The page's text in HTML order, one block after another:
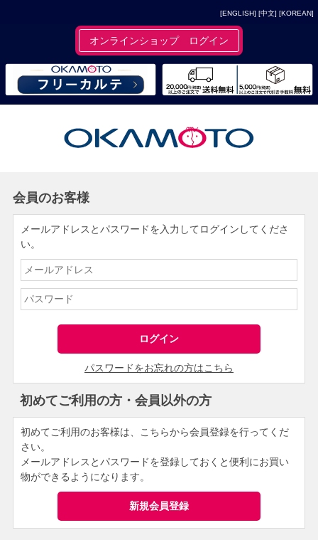
[ENGLISH] [中文] [KOREAN]
オンラインショップ ログイン
会員のお客様
メールアドレスとパスワードを入力してログインしてくださ
い。
パスワードをお忘れの方はこちら
初めてご利用の方・会員以外の方
初めてご利用のお客様は、こちらから会員登録を行ってくだ
さい。
メールアドレスとパスワードを登録しておくと便利にお買い
物ができるようになります。